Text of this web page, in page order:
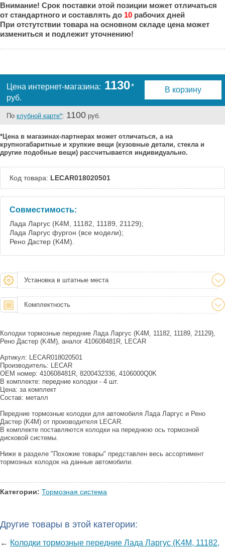
Порт:
Великий Новгород: Под заказ
Краснодар:
Под заказ
Челябинск:
Под заказ
Внимание! Срок поставки этой позиции может отличаться
от стандартного и составлять до 10 рабочих дней
При отстутствии товара на основном складе цена может
измениться и подлежит уточнению!
Цена интернет-магазина: 1130*
руб.
В корзину
По клубной карте*: 1100 руб.
*Цена в магазинах-партнерах может отличаться, а на
крупногабаритные и хрупкие вещи (кузовные детали, стекла и
другие подобные вещи) рассчитывается индивидуально.
Код товара: LECAR018020501
Совместимость:
Лада Ларгус (K4M, 11182, 11189, 21129);
Лада Ларгус фургон (все модели);
Рено Дастер (K4M).
Установка в штатные места
Комплектность
Колодки тормозные передние Лада Ларгус (K4M, 11182, 11189, 21129),
Рено Дастер (K4M), аналог 410608481R, LECAR
Артикул: LECAR018020501
Производитель: LECAR
OEM номер: 410608481R, 8200432336, 4106000Q0K
В комплекте: передние колодки - 4 шт.
Цена: за комплект
Состав: металл
Передние тормозные колодки для автомобиля Лада Ларгус и Рено
Дастер (K4M) от производителя LECAR.
В комплекте поставляются колодки на переднюю ось тормозной
дисковой системы.
Ниже в разделе "Похожие товары" представлен весь ассортимент
тормозных колодок на данные автомобили.
Категории: Тормозная система
Другие товары в этой категории:
← Колодки тормозные передние Лада Ларгус (K4M, 11182,